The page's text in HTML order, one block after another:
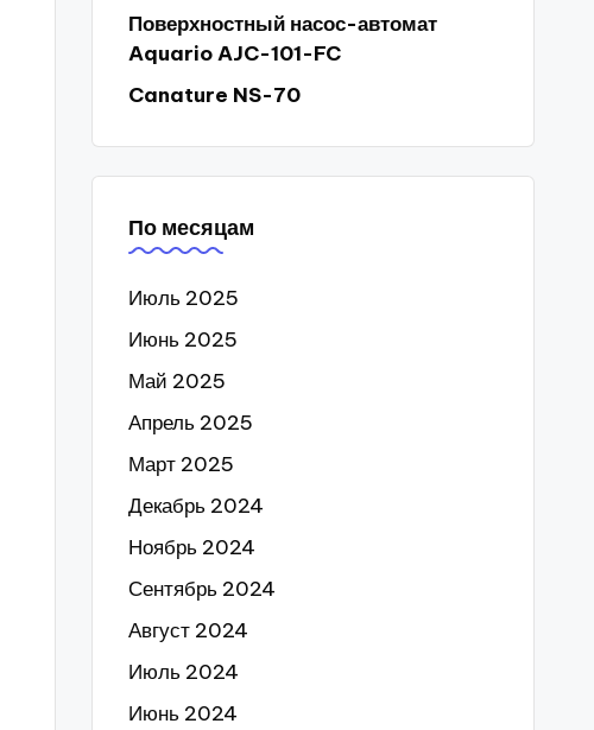
Поверхностный насос-автомат
Aquario AJC-101-FC
Canature NS-70
По месяцам
Июль 2025
Июнь 2025
Май 2025
Апрель 2025
Март 2025
Декабрь 2024
Ноябрь 2024
Сентябрь 2024
Август 2024
Июль 2024
Июнь 2024